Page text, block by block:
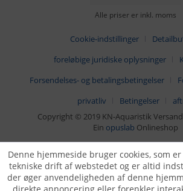
Alle priser er inkl. moms
Cookie-indstillinger
foreløbige juridiske oplysninger
Forsendelses- og betalingsbetingelser
privatliv
Betingelser
Copyright © 2019 KN-Aquaristik
Ein opuslab Onlineshop
Denne hjemmeside bruger cookies, som
tekniske drift af webstedet og er altid
der øger anvendeligheden af denne